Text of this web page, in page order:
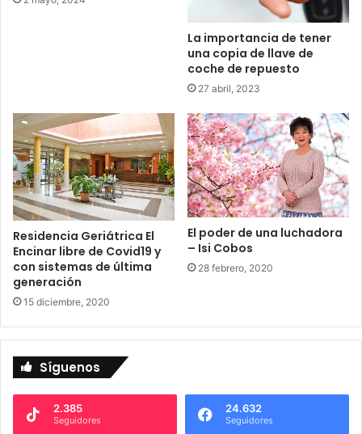
0
La importancia de tener
una copia de llave de
coche de repuesto
27 abril, 2023
Residencia Geriátrica El
Encinar libre de Covid19 y
con sistemas de última
generación
15 diciembre, 2020
El poder de una luchadora
– Isi Cobos
28 febrero, 2020
Síguenos
2.385
Seguidores
24.632
Seguidores